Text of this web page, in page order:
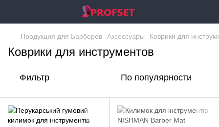
Продукция для Барберов Аксессуары Коврики для
Коврики для инструментов
Фильтр По популярности